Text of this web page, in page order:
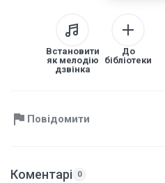
Встановити
як мелодію
дзвінка
До
бібліотеки
Повідомити
Коментарі 0